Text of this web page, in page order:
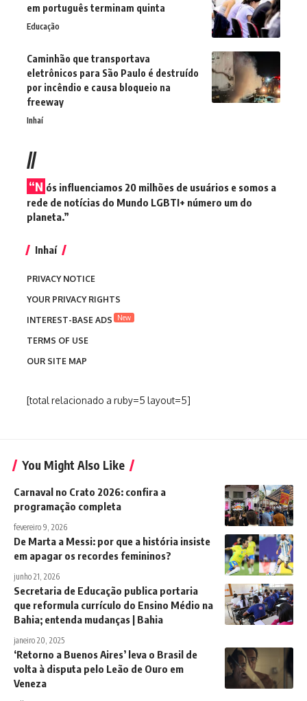
em português terminam quinta
Educação
Caminhão que transportava
eletrônicos para São Paulo é destruído
por incêndio e causa bloqueio na
freeway
Inhaí
//
“N ós influenciamos 20 milhões de usuários e somos a
rede de notícias do Mundo LGBTI+ número um do
planeta.”
Inhaí
PRIVACY NOTICE
YOUR PRIVACY RIGHTS
INTEREST-BASE ADS
New
TERMS OF USE
OUR SITE MAP
[total relacionado a ruby=5 layout=5]
You Might Also Like
Carnaval no Crato 2026: confira a
programação completa
fevereiro 9, 2026
De Marta a Messi: por que a história insiste
em apagar os recordes femininos?
junho 21, 2026
Secretaria de Educação publica portaria
que reformula currículo do Ensino Médio na
Bahia; entenda mudanças | Bahia
janeiro 20, 2025
‘Retorno a Buenos Aires’ leva o Brasil de
volta à disputa pelo Leão de Ouro em
Veneza